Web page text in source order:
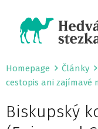
Homepage Články
cestopis ani zajímavé
Biskupský